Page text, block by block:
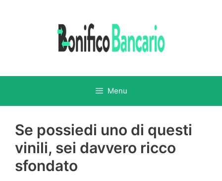
Menu
Se possiedi uno di questi
vinili, sei davvero ricco
sfondato